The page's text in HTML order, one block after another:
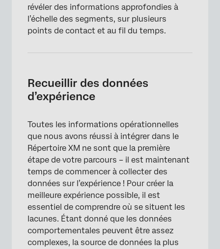
×
révéler des informations approfondies à
l’échelle des segments, sur plusieurs
points de contact et au fil du temps.
Recueillir des données
d’expérience
Toutes les informations opérationnelles
que nous avons réussi à intégrer dans le
Répertoire XM ne sont que la première
étape de votre parcours – il est maintenant
temps de commencer à collecter des
données sur l’expérience ! Pour créer la
meilleure expérience possible, il est
essentiel de comprendre où se situent les
lacunes. Étant donné que les données
comportementales peuvent être assez
complexes, la source de données la plus